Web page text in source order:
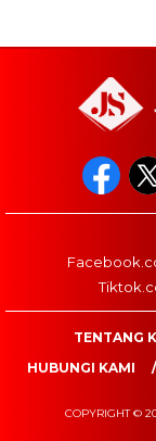
TENTANG
HUBUNGI KAMI
COPYRIGHT ©